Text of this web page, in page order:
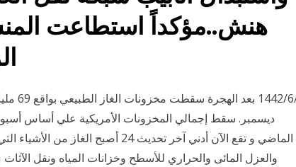
هنش..مؤكداً استطاعت
الماضي و تقع الآن أدني آخر تحديث 24
والعزل المائى والحراري للأسطح وخزانات المياه ونقل